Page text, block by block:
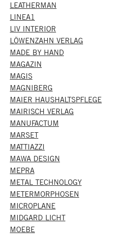
LEATHERMAN
LINEA1
LIV INTERIOR
LÖWENZAHN VERLAG
MADE BY HAND
MAGAZIN
MAGIS
MAGNIBERG
MAIER HAUSHALTSPFLEGE
MAIRISCH VERLAG
MANUFACTUM
MARSET
MATTIAZZI
MAWA DESIGN
MEPRA
METAL TECHNOLOGY
METERMORPHOSEN
MICROPLANE
MIDGARD LICHT
MOEBE